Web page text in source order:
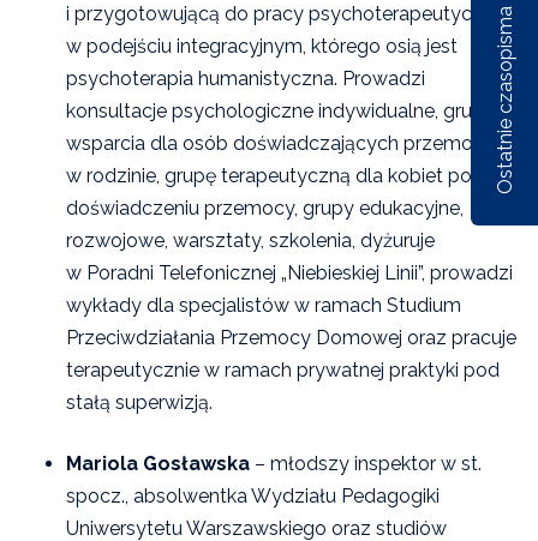
i przygotowującą do pracy psychoterapeutycznej
w podejściu integracyjnym, którego osią jest
psychoterapia humanistyczna. Prowadzi
konsultacje psychologiczne indywidualne, grupę
wsparcia dla osób doświadczających przemocy
w rodzinie, grupę terapeutyczną dla kobiet po
doświadczeniu przemocy, grupy edukacyjne,
rozwojowe, warsztaty, szkolenia, dyżuruje
w Poradni Telefonicznej „Niebieskiej Linii”, prowadzi
wykłady dla specjalistów w ramach Studium
Przeciwdziałania Przemocy Domowej oraz pracuje
terapeutycznie w ramach prywatnej praktyki pod
stałą superwizją.
Mariola Gosławska – młodszy inspektor w st.
spocz., absolwentka Wydziału Pedagogiki
Uniwersytetu Warszawskiego oraz studiów
Ostatnie czasopisma
Nr 5/